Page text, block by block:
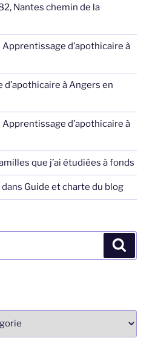
Nantes chemin de la
Apprentissage d’apothicaire à
à Angers en
Apprentissage d’apothicaire à
que j’ai étudiées à fonds
dans Guide et charte du blog